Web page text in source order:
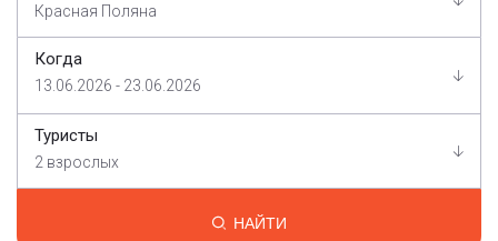
Красная Поляна
Когда
13.06.2026 - 23.06.2026
Туристы
2 взрослых
НАЙТИ